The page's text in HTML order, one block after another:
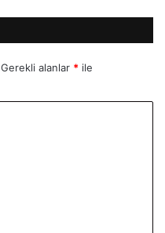
Gerekli alanlar * ile